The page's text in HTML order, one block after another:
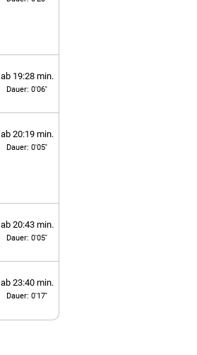
ab 19:28 min.
Dauer: 0'06''
ab 20:19 min.
Dauer: 0'05''
ab 20:43 min.
Dauer: 0'05''
ab 23:40 min.
Dauer: 0'17''